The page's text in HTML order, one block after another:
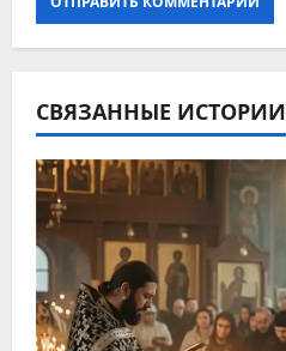
СВЯЗАННЫЕ ИСТОРИИ